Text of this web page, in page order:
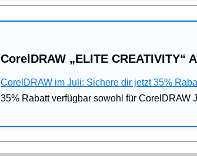
CorelDRAW „ELITE CREATIVITY“
CorelDRAW im Juli: Sichere dir jetzt 35%
35% Rabatt verfügbar sowohl für CorelDRAW